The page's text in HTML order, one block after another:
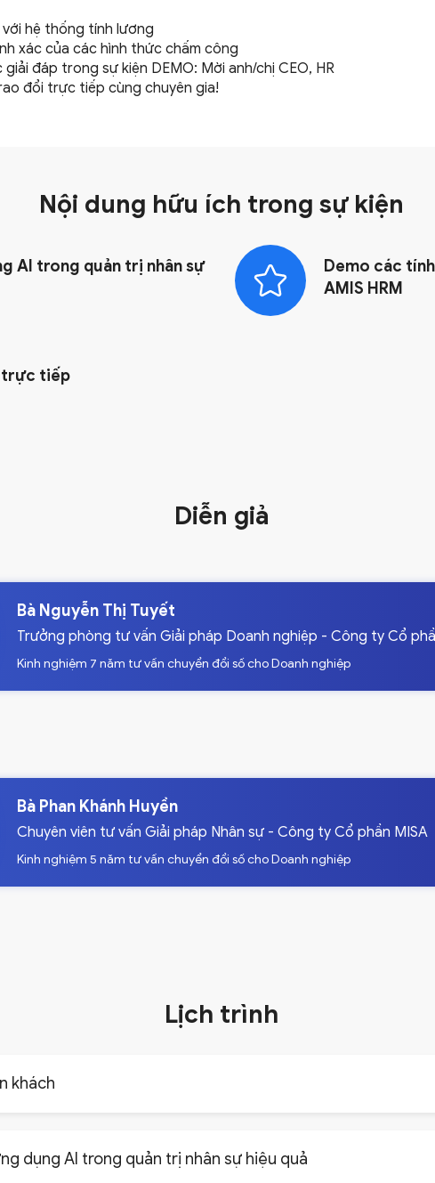
hệ thống tính lương
xác của các hình thức chấm công
đáp trong sự kiện DEMO: Mời anh/chị CEO, HR
đổi trực tiếp cùng chuyên gia!
Nội dung hữu ích trong sự kiện
AI trong quản trị nhân sự
Demo các
AMIS HRM
trực tiếp
Diễn giả
Bà Nguyễn Thị Tuyết
Trưởng phòng tư vấn Giải pháp Doanh nghiệp - Công ty Cổ
Kinh nghiệm 7 năm tư vấn chuyển đổi số cho Doanh nghiệp
Bà Phan Khánh Huyền
Chuyên viên tư vấn Giải pháp Nhân sự - Công ty Cổ phần MISA
Kinh nghiệm 5 năm tư vấn chuyển đổi số cho Doanh nghiệp
Lịch trình
khách
dụng AI trong quản trị nhân sự hiệu quả